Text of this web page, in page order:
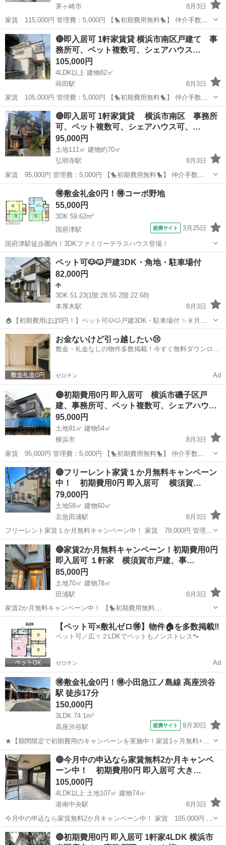
茅ヶ崎市
8月3日
家賃 115,000円 管理費：5,000円 【🐤初期費用無料🐤】 仲介手数
料 ：0円 敷金 ：0円 礼金 ：0円 －－－－－－
－－－－－－－－ 計 ：0円 なんと！！初期...
神奈川 茅ヶ崎市 一戸建て 初期
🔴即入居可 1軒家賃貸 横浜市南区戸建て 事
務所可、ペット複数可、シェアハウス…
105,000円
4LDK以上 建物82㎡
蒔田駅
8月3日
家賃 105,000円 管理費：5,000円 【🐤初期費用無料🐤】 仲介手数
料 ：0円 敷金 ：0円 礼金 ：0円 －－－－－－
－－－－－－－－ 計 ：0円 なんと！！初期...
神奈川 横浜市 蒔田駅 一戸建て 初期
🔴即入居可 1軒家賃貸 横浜市南区 事務所
可、ペット複数可、シェアハウス可、…
95,000円
土地111㎡ 建物約70㎡
弘明寺駅
8月3日
家賃 95,000円 管理費：5,000円 【🐤初期費用無料🐤】 仲介手数
料 ：0円 敷金 ：0円 礼金 ：0円 －－－－－－
－－－－－－－－ 計 ：0円 なんと！！初期費...
横浜市 弘明寺駅 一戸建て 初期
🉐敷金礼金0円！🉐コーポ野地
55,000円
3DK 59.62m²
国府津駅
提携サイト 3月25日
国府津駅徒歩圏内！3DKファミリーテラスハウス登場！
神奈川 小田原市 国府津駅 一戸建て
ペット可🐶🐱戸建3DK・角地・駐車場付
82,000円
3DK 51.23(1階:28.55 2階:22.68)
本厚木駅
8月3日
🏠【初期費用ほぼ0円！】ペット可🐶🐱戸建3DK・駐車場付 ✨８月入
居限定キャンペーン✨ 🎁 敷金0円 🎁 礼金0円 🎁 仲介手数料無料
━━━━━━━━━━━━━━━ こんな方におすすめ！
━━━━━━━━...
神奈川 厚木市 本厚木駅 一戸建て
お金ないけど引っ越したい😢
敷金・礼金なしの物件多数掲載！今すぐ無料ダウンロー
ゼロチン Ad
🔴初期費用0円 即入居可 横浜市磯子区戸
建、事務所可、ペット複数可、シェアハウ…
95,000円
土地91㎡ 建物54㎡
横浜市
8月3日
家賃 95,000円 管理費：5,000円 【🐤初期費用無料🐤】 仲介手数
料 ：0円 敷金 ：0円 礼金 ：0円 －－－－－－
－－－－－－－－ 計 ：0円 なんと！！初期費...
神奈川 横浜市 一戸建て 初期
🔴フリーレント家賃１か月無料キャンペーン
中！ 初期費用0円 即入居可 横須賀…
79,000円
土地58㎡ 建物60㎡
京急田浦駅
8月3日
フリーレント家賃１か月無料キャンペーン中！ 家賃 79,000円 管理
費：6,000円 【🐤初期費用無料🐤】 仲介手数料 ：0円 敷
金 ：0円 礼金 ：0円 －－－－－－－－－－－－
－...
神奈川 横須賀市 京急田浦駅 一戸建て
🔴家賃2か月無料キャンペーン！初期費用0円
即入居可 １軒家 横須賀市戸建、事…
85,000円
土地70㎡ 建物78㎡
田浦駅
8月3日
家賃2か月無料キャンペーン中！ 【🐤初期費用無料
🐤】 仲介手数料 ：0円 敷
金 ：0円 礼金 ：0円 －－－－－－－－－－－－－
－ 計 ：0円 ...
神奈川 横須賀市 田浦駅 一戸建て 無料
【ペット可×敷礼ゼロ🉐】物件🏠を多数掲載‼️
ペット可／広々２LDKでペットもノンストレス🐾
ゼロチン Ad
🉐敷金礼金0円！🉐小田急江ノ島線 高座渋谷
駅 徒歩17分
150,000円
3LDK 74.1m²
高座渋谷駅
提携サイト 9月30日
★【期間限定で初期費用のキャンペーンを実施中！家賃1ヶ月無料+仲
介手数料も無料です】ペット飼育可★
神奈川 大和市 高座渋谷駅 一戸建て
🔴今月中の申込なら家賃無料2か月キャンペ
ーン中！ 初期費用0円 即入居可 大き…
105,000円
4LDK以上 土地107㎡ 建物74㎡
港南中央駅
8月3日
今月中の申込なら家賃無料2か月キャンペーン中！ 家賃 105,000円 管
理費：5,000円 【🐤初期費用無料🐤】 仲介手数料 ：0円 敷
金 ：0円 礼金 ：0円 －－－－－－－－－－...
神奈川 横浜市 港南中央駅 一戸建て 無料
🔴初期費用0円 即入居可 1軒家4LDK 横浜市